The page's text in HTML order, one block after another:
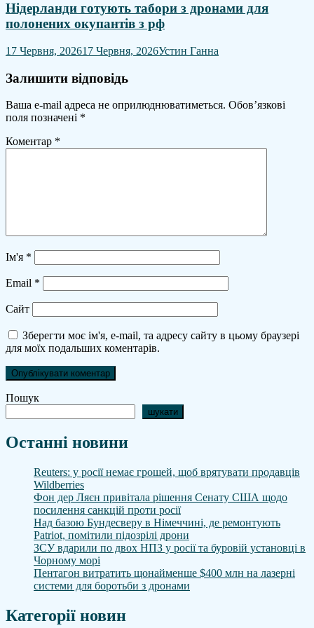
Нідерланди готують табори з дронами для
полонених окупантів з рф
17 Червня, 202617 Червня, 2026Устин Ганна
Залишити відповідь
Ваша e-mail адреса не оприлюднюватиметься. Обов’язкові
поля позначені *
Коментар *
Ім'я *
Email *
Сайт
Зберегти моє ім'я, e-mail, та адресу сайту в цьому браузері
для моїх подальших коментарів.
Пошук
шукати
Останні новини
Reuters: у росії немає грошей, щоб врятувати продавців
Wildberries
Фон дер Ляєн привітала рішення Сенату США щодо
посилення санкцій проти росії
Над базою Бундесверу в Німеччині, де ремонтують
Patriot, помітили підозрілі дрони
ЗСУ вдарили по двох НПЗ у росії та буровій установці в
Чорному морі
Пентагон витратить щонайменше $400 млн на лазерні
системи для боротьби з дронами
Категорії новин